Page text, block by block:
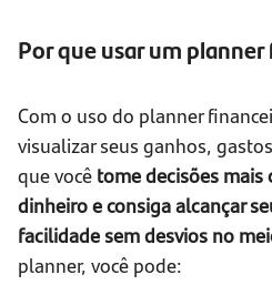
Por que usar um
Com o uso do planner
visualizar seus ganhos,
que você tome decisões mais
dinheiro e consiga alcançar
facilidade sem desvios no
planner, você pode: